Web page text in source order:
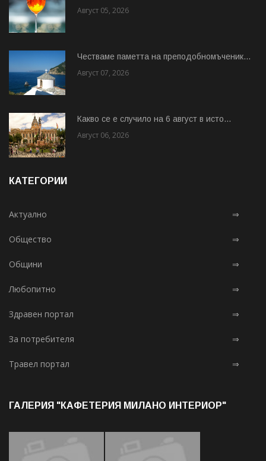
Август 05, 2026
Честваме паметта на преподобномъченик...
Август 07, 2026
Какво се е случило на 6 август в исто...
Август 06, 2026
КАТЕГОРИИ
Актуално ⇒
Общество ⇒
Общини ⇒
Любопитно ⇒
Здравен портал ⇒
За потребителя ⇒
Травел портал ⇒
ГАЛЕРИЯ "КАФЕТЕРИЯ МИЛАНО ИНТЕРИОР"